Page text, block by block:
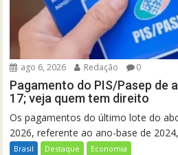
ago 6, 2026 Redação 0
Pagamento do PIS/Pasep de
17; veja quem tem direito
Os pagamentos do último lote do
2026, referente ao ano-base de
Brasil Destaque Economia